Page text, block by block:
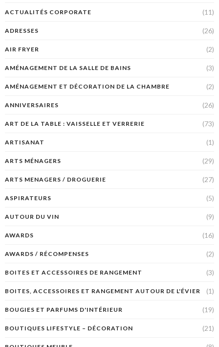
ACTUALITÉS CORPORATE (11)
ADRESSES (26)
AIR FRYER (2)
AMÉNAGEMENT DE LA SALLE DE BAINS (3)
AMÉNAGEMENT ET DÉCORATION DE LA CHAMBRE (2)
ANNIVERSAIRES (26)
ART DE LA TABLE : VAISSELLE ET VERRERIE (73)
ARTISANAT (1)
ARTS MÉNAGERS (29)
ARTS MENAGERS / DROGUERIE (27)
ASPIRATEURS (5)
AUTOUR DU VIN (9)
AWARDS (16)
AWARDS / RÉCOMPENSES (2)
BOITES ET ACCESSOIRES DE RANGEMENT (3)
BOITES, ACCESSOIRES ET RANGEMENT AUTOUR DE L'ÉVIER (1)
BOUGIES ET PARFUMS D'INTÉRIEUR (19)
BOUTIQUES LIFESTYLE – DÉCORATION (21)